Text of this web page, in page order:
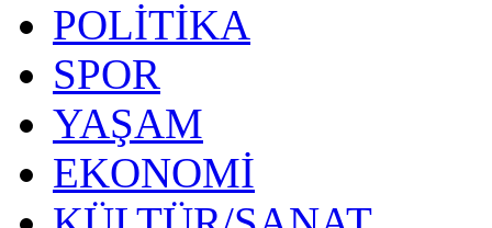
POLİTİKA
SPOR
YAŞAM
EKONOMİ